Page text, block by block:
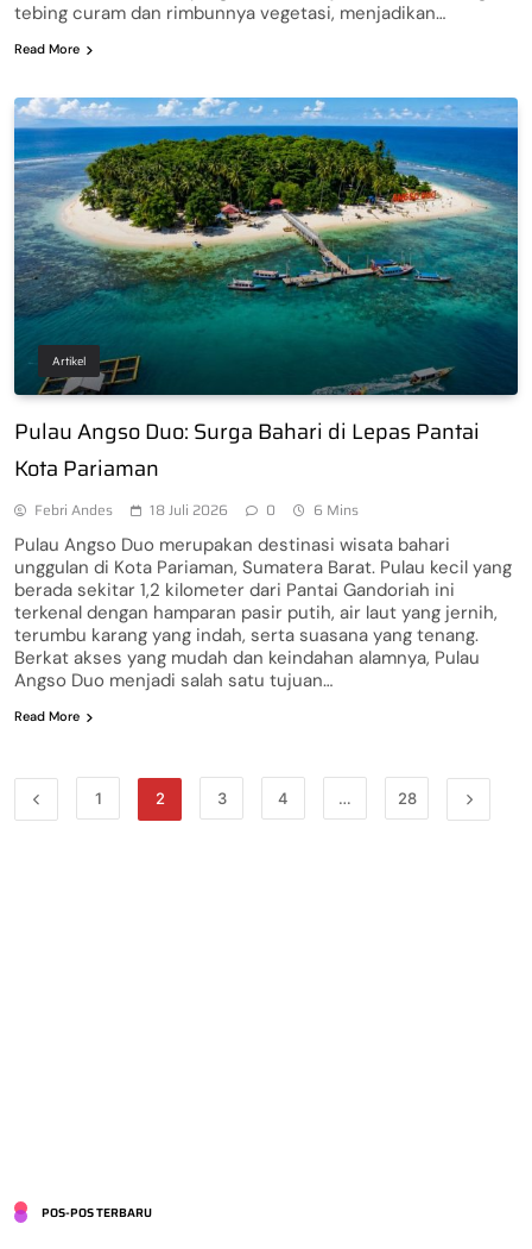
tebing curam dan rimbunnya vegetasi, menjadikan…
Read More
Artikel
Pulau Angso Duo: Surga Bahari di Lepas Pantai
Kota Pariaman
Febri Andes 18 Juli 2026 0 6 Mins
Pulau Angso Duo merupakan destinasi wisata bahari
unggulan di Kota Pariaman, Sumatera Barat. Pulau kecil yang
berada sekitar 1,2 kilometer dari Pantai Gandoriah ini
terkenal dengan hamparan pasir putih, air laut yang jernih,
terumbu karang yang indah, serta suasana yang tenang.
Berkat akses yang mudah dan keindahan alamnya, Pulau
Angso Duo menjadi salah satu tujuan…
Read More
1 2 3 4 … 28
POS-POS TERBARU